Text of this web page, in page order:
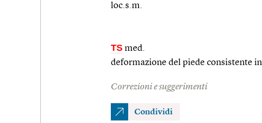
loc.s.m.
TS med.
deformazione del piede consistente
Correzioni e suggerimenti
Condividi